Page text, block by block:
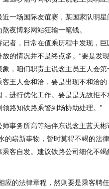
一场国际友谊赛，某国家队明星
夜博彩网站狂输一笔钱。
者，日常在值乘历程中发现，巨
的情况并不是终点多。“要是发
象，咱们职责主说念主员王人会
王人会和洽，要是出现不和洽
进行优化工作。要是是无故拒
路知铁路乘警到场协助处理。”
务所高等结伴东说念主蓝天彬
的崭新事物，暂时莫得不竭的法
客自发。建议铁路公司细化不竭
的法律章程，然则要是乘客聘